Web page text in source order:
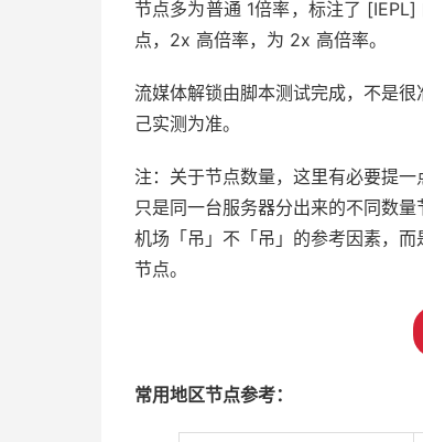
节点多为普通 1倍率，标注了
点，2x 高倍率，为 2x 高倍率。
流媒体解锁由脚本测试完成，不是
己实测为准。
注：关于节点数量，这里有必要提
只是同一台服务器分出来的不同数
机场「吊」不「吊」的参考因素，
节点。
常用地区节点参考：